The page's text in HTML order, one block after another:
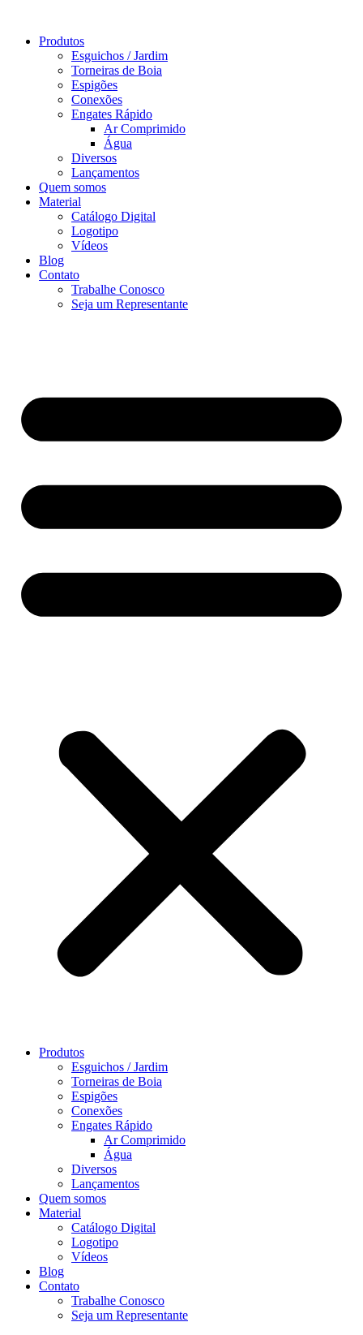
Produtos
Esguichos / Jardim
Torneiras de Boia
Espigões
Conexões
Engates Rápido
Ar Comprimido
Água
Diversos
Lançamentos
Quem somos
Material
Catálogo Digital
Logotipo
Vídeos
Blog
Contato
Trabalhe Conosco
Seja um Representante
Produtos
Esguichos / Jardim
Torneiras de Boia
Espigões
Conexões
Engates Rápido
Ar Comprimido
Água
Diversos
Lançamentos
Quem somos
Material
Catálogo Digital
Logotipo
Vídeos
Blog
Contato
Trabalhe Conosco
Seja um Representante